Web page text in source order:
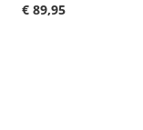
€ 89,95